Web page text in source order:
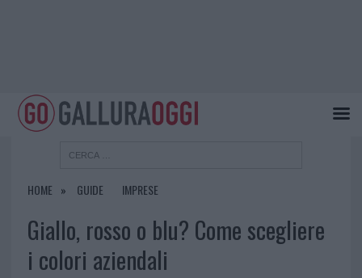
HOME GUIDE IMPRESE
Giallo, rosso o blu? Come scegliere
i colori aziendali